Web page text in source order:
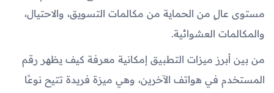
مستوى عالٍ من الحماية من مكالمات التسويق، والاحتيال،
والمكالمات العشوائية.
من بين أبرز ميزات التطبيق إمكانية معرفة كيف يظهر رقم
المستخدم في هواتف الآخرين، وهي ميزة فريدة تتيح نوعًا